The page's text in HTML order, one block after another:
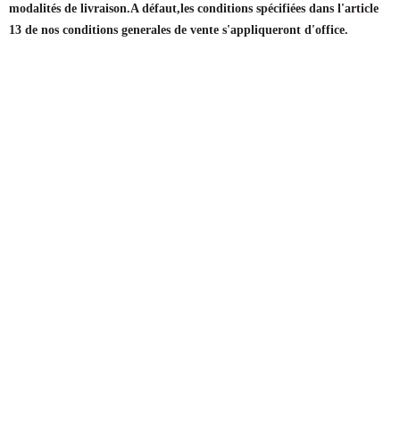
modalités de livraison.A défaut,les conditions spécifiées dans l'article
13 de nos conditions generales de vente s'appliqueront d'office.